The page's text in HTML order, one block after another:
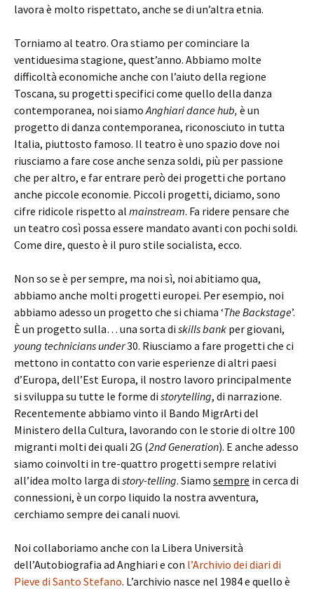
lavora è molto rispettato, anche se di un’altra etnia.
Torniamo al teatro. Ora stiamo per cominciare la
ventiduesima stagione, quest’anno. Abbiamo molte
difficoltà economiche anche con l’aiuto della regione
Toscana, su progetti specifici come quello della danza
contemporanea, noi siamoAnghiari dance hub, è un
progetto di danza contemporanea, riconosciuto in tutta
Italia, piuttosto famoso. Il teatro è uno spazio dove noi
riusciamo a fare cose anche senza soldi, più per passione
che per altro, e far entrare però dei progetti che portano
anche piccole economie. Piccoli progetti, diciamo, sono
cifre ridicole rispetto al mainstream. Fa ridere pensare che
un teatro così possa essere mandato avanti con pochi soldi.
Come dire, questo è il puro stile socialista, ecco.
Non so se è per sempre, ma noi sì, noi abitiamo qua,
abbiamo anche molti progetti europei. Per esempio, noi
abbiamo adesso un progetto che si chiama ‘TheBackstage’.
È un progetto sulla… una sorta di skills bank per giovani,
young technicians under30. Riusciamo a fare progetti che ci
mettono in contatto con varie esperienze di altri paesi
d’Europa, dell’Est Europa, il nostro lavoro principalmente
si sviluppa su tutte le forme di storytelling, di narrazione.
Recentemente abbiamo vinto il Bando MigrArti del
Ministero della Cultura, lavorando con le storie di oltre 100
migranti molti dei quali 2G (2nd Generation). E anche adesso
siamo coinvolti in tre-quattro progetti sempre relativi
all’idea molto larga di story-telling. Siamo sempre in cerca di
connessioni, è un corpo liquido la nostra avventura,
cerchiamo sempre dei canali nuovi.
Noi collaboriamo anche con la Libera Università
dell’Autobiografia ad Anghiari e con l’Archivio dei diari di
Pieve di Santo Stefano. L’archivio nasce nel 1984 e quello è